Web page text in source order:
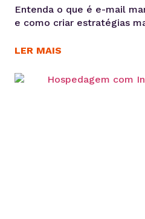
Entenda o que é e-mail
e como criar estratégias
exclusivamente de mídia
dependência de mídia
LER MAIS